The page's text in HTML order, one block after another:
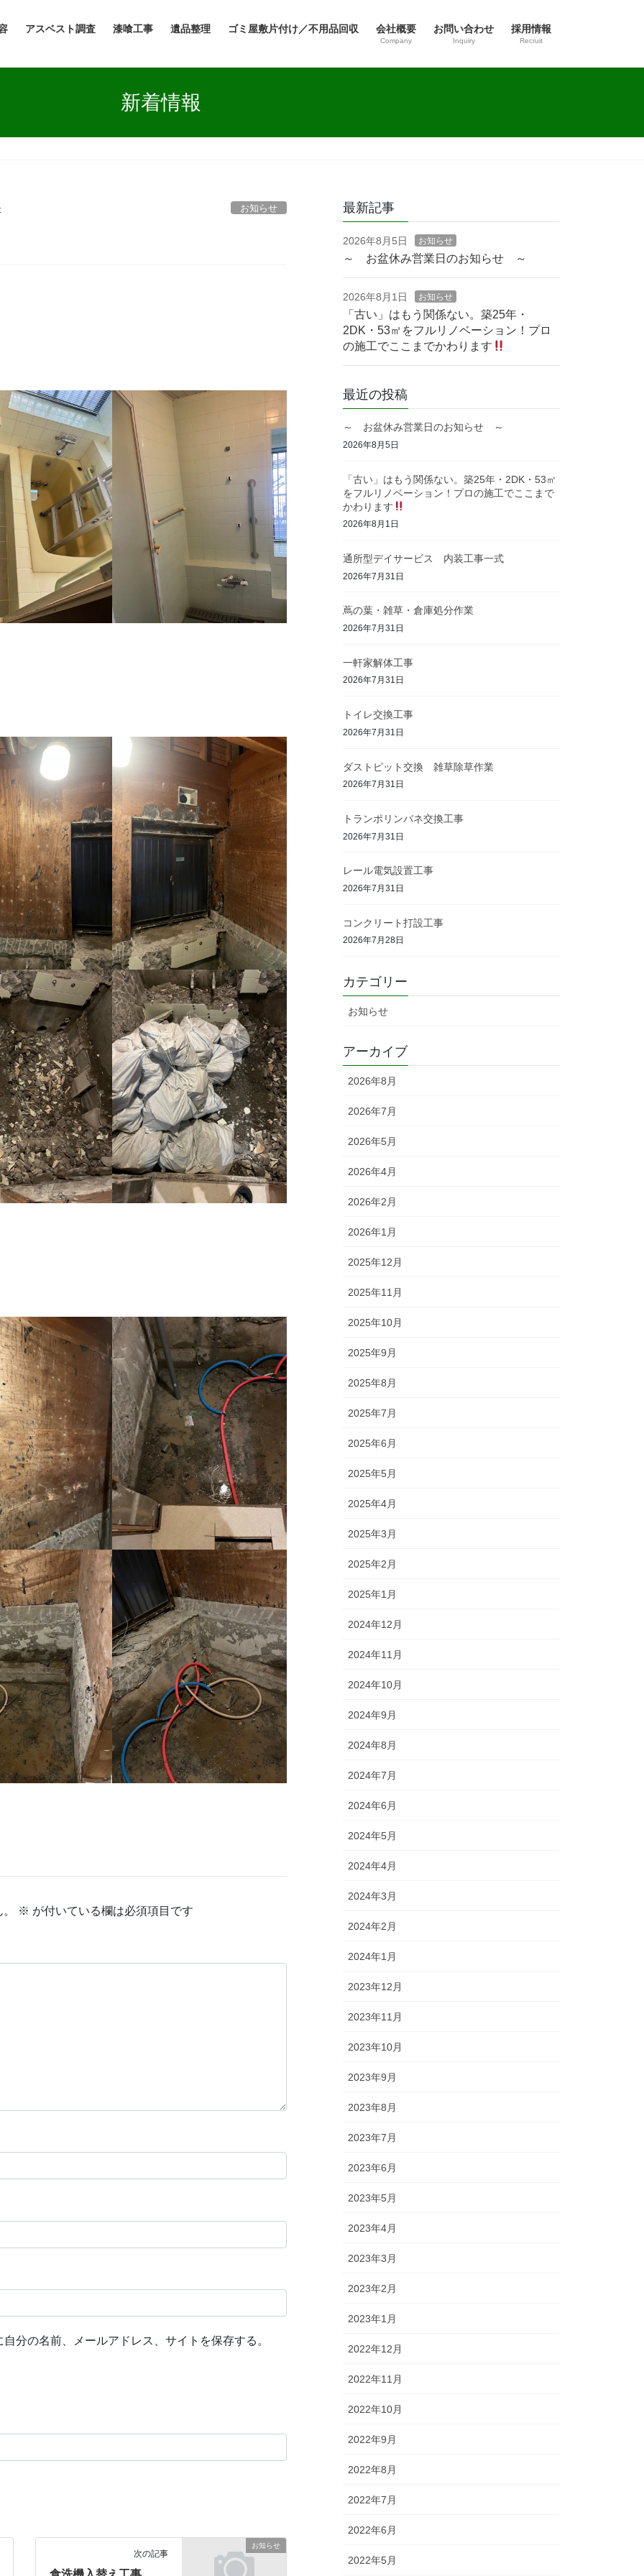
アスベスト調査 漆喰工事 遺品整理 ゴミ屋敷片付け／不用品回収 会社概要
Company
お問い合わせ
Inquiry
採用情報
Recruit
新着情報
お知らせ
※ が付いている欄は必須項目です
分の名前、メールアドレス、サイトを保存する。
お知らせ
次の記事
最新記事
2026年8月5日 お知らせ
～ お盆休み営業日のお知らせ ～
2026年8月1日 お知らせ
「古い」はもう関係ない。築25年・
2DK・53㎡をフルリノベーション！プロ
の施工でここまでかわります
最近の投稿
～ お盆休み営業日のお知らせ ～
2026年8月5日
「古い」はもう関係ない。築25年・2DK・53㎡
をフルリノベーション！プロの施工でここまで
かわります
2026年8月1日
通所型デイサービス 内装工事一式
2026年7月31日
蔦の葉・雑草・倉庫処分作業
2026年7月31日
一軒家解体工事
2026年7月31日
トイレ交換工事
2026年7月31日
ダストピット交換 雑草除草作業
2026年7月31日
トランポリンバネ交換工事
2026年7月31日
レール電気設置工事
2026年7月31日
コンクリート打設工事
2026年7月28日
カテゴリー
お知らせ
アーカイブ
2026年8月
2026年7月
2026年5月
2026年4月
2026年2月
2026年1月
2025年12月
2025年11月
2025年10月
2025年9月
2025年8月
2025年7月
2025年6月
2025年5月
2025年4月
2025年3月
2025年2月
2025年1月
2024年12月
2024年11月
2024年10月
2024年9月
2024年8月
2024年7月
2024年6月
2024年5月
2024年4月
2024年3月
2024年2月
2024年1月
2023年12月
2023年11月
2023年10月
2023年9月
2023年8月
2023年7月
2023年6月
2023年5月
2023年4月
2023年3月
2023年2月
2023年1月
2022年12月
2022年11月
2022年10月
2022年9月
2022年8月
2022年7月
2022年6月
2022年5月